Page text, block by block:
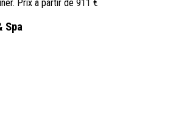
Prix à partir de 911 €
Spa